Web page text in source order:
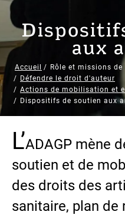
Fil
d'Ariane
Accueil
Rôle et missions de
Défendre le droit d'auteur
Actions de mobilisation et
Dispositifs de soutien aux
aux
Paragraphs
L’ADAGP mène
soutien et de
des droits des
sanitaire, plan de